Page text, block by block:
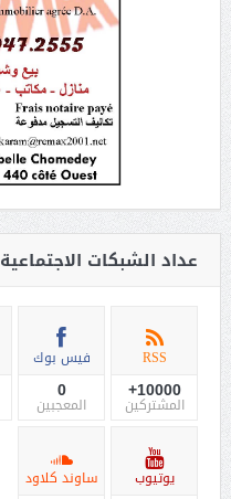
عداد الشبكات الاجتماعية
RSS
10000+
المشتركين
فيس بوك
0
المعجبين
يوتيوب ساوند كلاود